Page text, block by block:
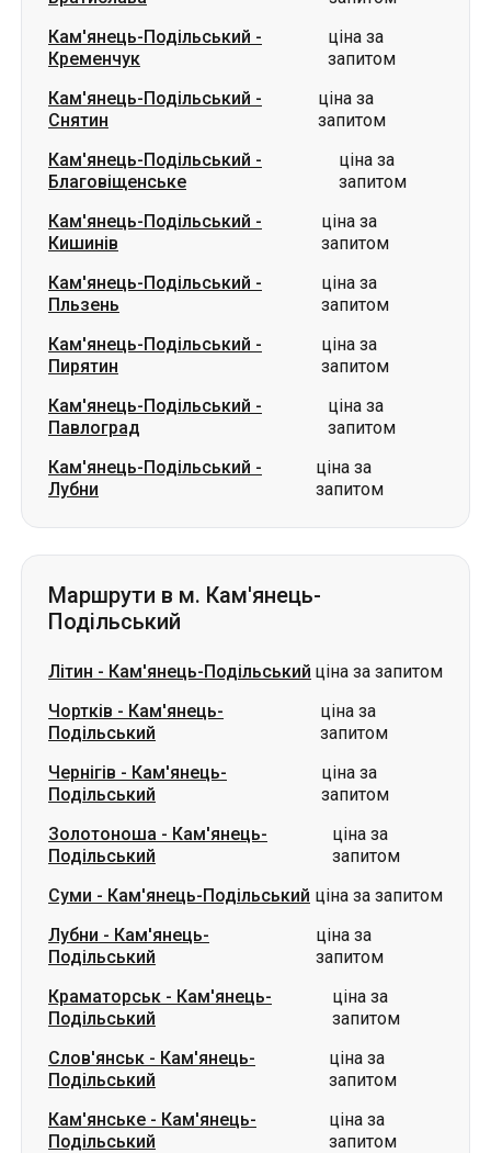
Кам'янець-Подільський -
Кременчук
ціна за
запитом
Кам'янець-Подільський -
Снятин
ціна за
запитом
Кам'янець-Подільський -
Благовіщенське
ціна за
запитом
Кам'янець-Подільський -
Кишинів
ціна за
запитом
Кам'янець-Подільський -
Пльзень
ціна за
запитом
Кам'янець-Подільський -
Пирятин
ціна за
запитом
Кам'янець-Подільський -
Павлоград
ціна за
запитом
Кам'янець-Подільський -
Лубни
ціна за
запитом
Маршрути в м. Кам'янець-
Подільський
Літин - Кам'янець-Подільський ціна за запитом
Чортків - Кам'янець-
Подільський
ціна за
запитом
Чернігів - Кам'янець-
Подільський
ціна за
запитом
Золотоноша - Кам'янець-
Подільський
ціна за
запитом
Суми - Кам'янець-Подільський ціна за запитом
Лубни - Кам'янець-
Подільський
ціна за
запитом
Краматорськ - Кам'янець-
Подільський
ціна за
запитом
Слов'янськ - Кам'янець-
Подільський
ціна за
запитом
Кам'янське - Кам'янець-
Подільський
ціна за
запитом